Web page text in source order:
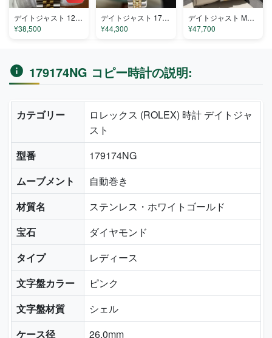
デイトジャスト 126333-001 コピー
¥38,500
デイトジャスト 179212 コピー
¥44,300
デイトジャスト M820112 コピー
¥47,700
179174NG コピー時計の説明:
カテゴリー
ロレックス (ROLEX) 時計 デイトジャ
スト
型番
179174NG
ムーブメント
自動巻き
材質名
ステンレス・ホワイトゴールド
宝石
ダイヤモンド
タイプ
レディース
文字盤カラー
ピンク
文字盤材質
シェル
ケース径
26.0mm